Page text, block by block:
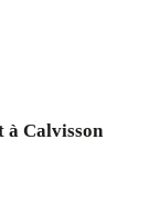
Calvisson